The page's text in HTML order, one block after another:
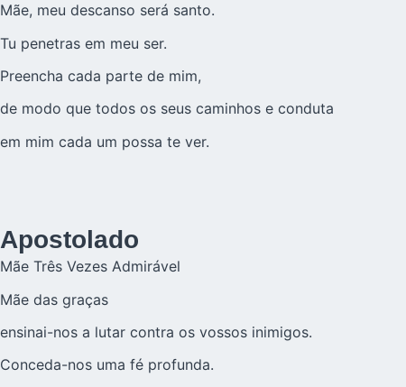
Mãe, meu descanso será santo.
Tu penetras em meu ser.
Preencha cada parte de mim,
de modo que todos os seus caminhos e conduta
em mim cada um possa te ver.
Apostolado
Mãe Três Vezes Admirável
Mãe das graças
ensinai-nos a lutar contra os vossos inimigos.
Conceda-nos uma fé profunda.